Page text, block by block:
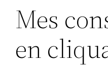
Mes
en